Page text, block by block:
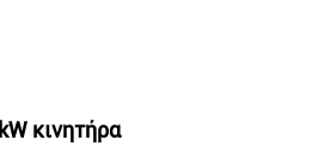
κινητήρα